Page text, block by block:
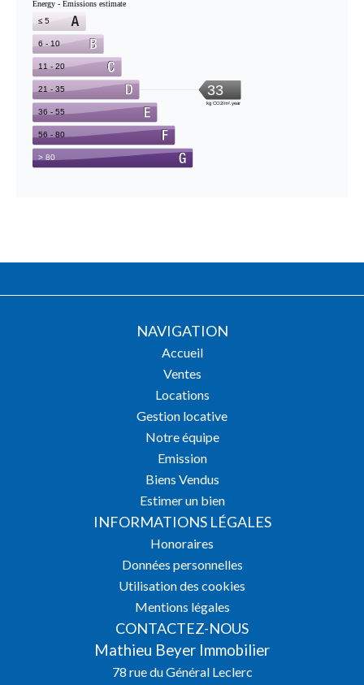
NAVIGATION
Accueil
Ventes
Locations
Gestion locative
Notre équipe
Emission
Biens Vendus
Estimer un bien
INFORMATIONS LÉGALES
Honoraires
Données personnelles
Utilisation des cookies
Mentions légales
CONTACTEZ-NOUS
Mathieu Beyer Immobilier
78 rue du Général Leclerc